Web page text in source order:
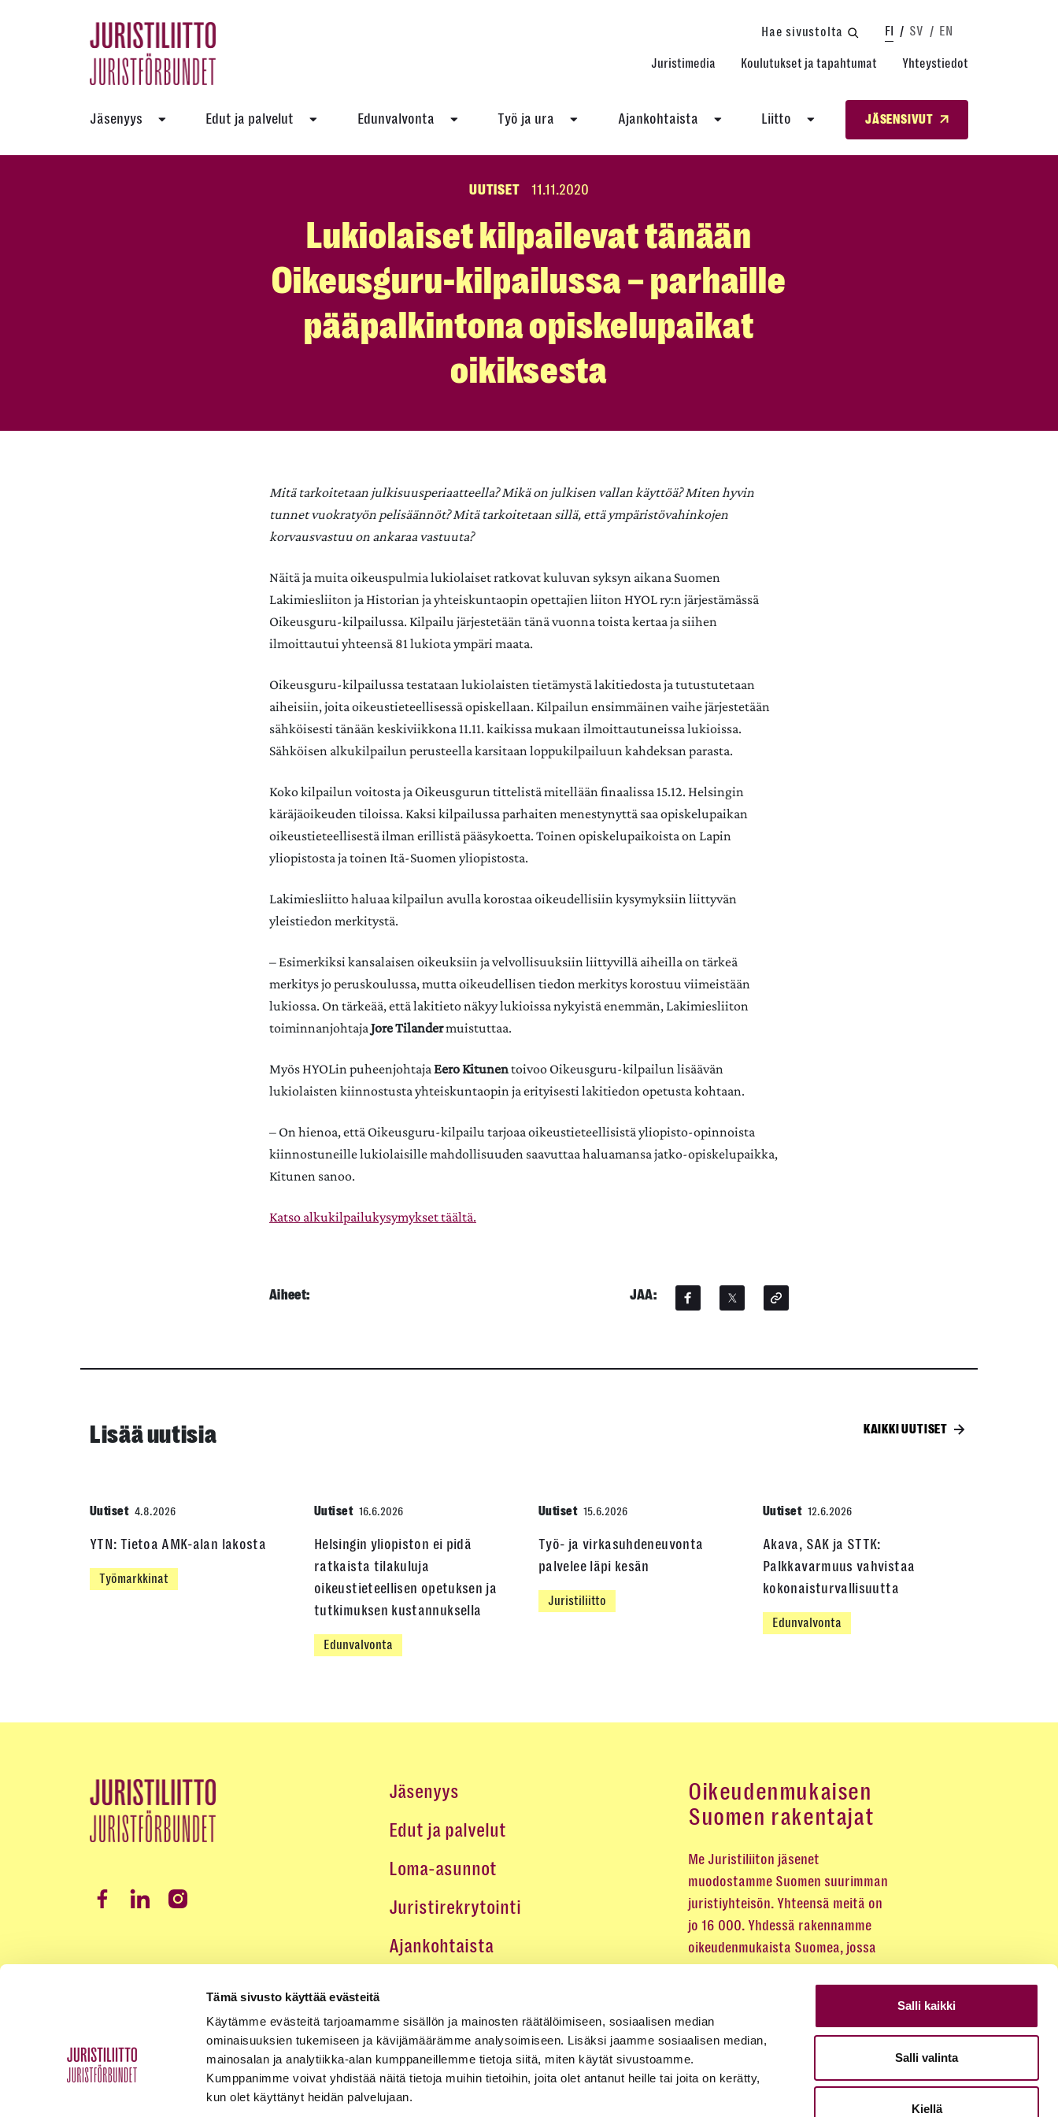
Tämä sivusto käyttää evästeitä
Käytämme evästeitä tarjoamamme sisällön ja mainosten räätälöimiseen, sosiaalisen median
ominaisuuksien tukemiseen ja kävijämäärämme analysoimiseen. Lisäksi jaamme sosiaalisen median,
mainosalan ja analytiikka-alan kumppaneillemme tietoja siitä, miten käytät sivustoamme.
Kumppanimme voivat yhdistää näitä tietoja muihin tietoihin, joita olet antanut heille tai joita on kerätty,
kun olet käyttänyt heidän palvelujaan.
Salli kaikki
Salli valinta
Kiellä
Hae sivustolta FI SV EN
Juristimedia Koulutukset ja tapahtumat Yhteystiedot
Jäsenyys Edut ja palvelut Edunvalvonta Työ ja ura Ajankohtaista Liitto JÄSENSIVUT
UUTISET 11.11.2020
Lukiolaiset kilpailevat tänään
Oikeusguru-kilpailussa – parhaille
pääpalkintona opiskelupaikat
oikiksesta
Mitä tarkoitetaan julkisuusperiaatteella? Mikä on julkisen vallan käyttöä? Miten hyvin
tunnet vuokratyön pelisäännöt? Mitä tarkoitetaan sillä, että ympäristövahinkojen
korvausvastuu on ankaraa vastuuta?
Näitä ja muita oikeuspulmia lukiolaiset ratkovat kuluvan syksyn aikana Suomen
Lakimiesliiton ja Historian ja yhteiskuntaopin opettajien liiton HYOL ry:n järjestämässä
Oikeusguru-kilpailussa. Kilpailu järjestetään tänä vuonna toista kertaa ja siihen
ilmoittautui yhteensä 81 lukiota ympäri maata.
Oikeusguru-kilpailussa testataan lukiolaisten tietämystä lakitiedosta ja tutustutetaan
aiheisiin, joita oikeustieteellisessä opiskellaan. Kilpailun ensimmäinen vaihe järjestetään
sähköisesti tänään keskiviikkona 11.11. kaikissa mukaan ilmoittautuneissa lukioissa.
Sähköisen alkukilpailun perusteella karsitaan loppukilpailuun kahdeksan parasta.
Koko kilpailun voitosta ja Oikeusgurun tittelistä mitellään finaalissa 15.12. Helsingin
käräjäoikeuden tiloissa. Kaksi kilpailussa parhaiten menestynyttä saa opiskelupaikan
oikeustieteellisestä ilman erillistä pääsykoetta. Toinen opiskelupaikoista on Lapin
yliopistosta ja toinen Itä-Suomen yliopistosta.
Lakimiesliitto haluaa kilpailun avulla korostaa oikeudellisiin kysymyksiin liittyvän
yleistiedon merkitystä.
– Esimerkiksi kansalaisen oikeuksiin ja velvollisuuksiin liittyvillä aiheilla on tärkeä
merkitys jo peruskoulussa, mutta oikeudellisen tiedon merkitys korostuu viimeistään
lukiossa. On tärkeää, että lakitieto näkyy lukioissa nykyistä enemmän, Lakimiesliiton
toiminnanjohtajaJore Tilandermuistuttaa.
Myös HYOLin puheenjohtajaEero Kitunentoivoo Oikeusguru-kilpailun lisäävän
lukiolaisten kiinnostusta yhteiskuntaopin ja erityisesti lakitiedon opetusta kohtaan.
– On hienoa, että Oikeusguru-kilpailu tarjoaa oikeustieteellisistä yliopisto-opinnoista
kiinnostuneille lukiolaisille mahdollisuuden saavuttaa haluamansa jatko-opiskelupaikka,
Kitunen sanoo.
Katso alkukilpailukysymykset täältä.
Aiheet: JAA:
Lisää uutisia KAIKKI UUTISET
Uutiset 4.8.2026
YTN: Tietoa AMK-alan lakosta
Työmarkkinat
Uutiset 16.6.2026
Helsingin yliopiston ei pidä
ratkaista tilakuluja
oikeustieteellisen opetuksen ja
tutkimuksen kustannuksella
Edunvalvonta
Uutiset 15.6.2026
Työ- ja virkasuhdeneuvonta
palvelee läpi kesän
Juristiliitto
Uutiset 12.6.2026
Akava, SAK ja STTK:
Palkkavarmuus vahvistaa
kokonaisturvallisuutta
Edunvalvonta
Jäsenyys
Edut ja palvelut
Loma-asunnot
Juristirekrytointi
Ajankohtaista
Koulutukset ja tapahtumat
Yhteystiedot
Oikeudenmukaisen
Suomen rakentajat
Me Juristiliiton jäsenet
muodostamme Suomen suurimman
juristiyhteisön. Yhteensä meitä on
jo 16 000. Yhdessä rakennamme
oikeudenmukaista Suomea, jossa